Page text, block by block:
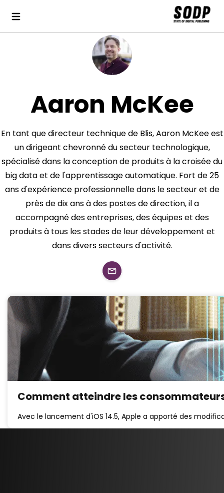
Aaron McKee
En tant que directeur technique de Blis, Aaron McKee est
un dirigeant chevronné du secteur technologique,
spécialisé dans la conception de produits à la croisée du
big data et de l'apprentissage automatique. Fort de 25
ans d'expérience professionnelle dans le secteur et de
près de dix ans à des postes de direction, il a
accompagné des entreprises, des équipes et des
produits à tous les stades de leur développement et
dans divers secteurs d'activité.
Comment atteindre les
Avec le lancement d'iOS 14.5, Apple a apporté des